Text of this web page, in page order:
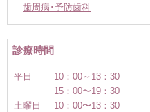
歯周病･予防歯科
診療時間
平日
10：00～13：30
15：00〜19：30
土曜日
10：00〜13：30